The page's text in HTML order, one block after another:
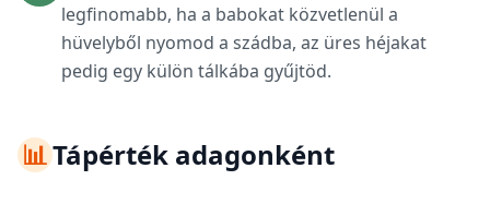
legfinomabb, ha a babokat közvetlenül a
hüvelyből nyomod a szádba, az üres héjakat
pedig egy külön tálkába gyűjtöd.
📊Tápérték adagonként